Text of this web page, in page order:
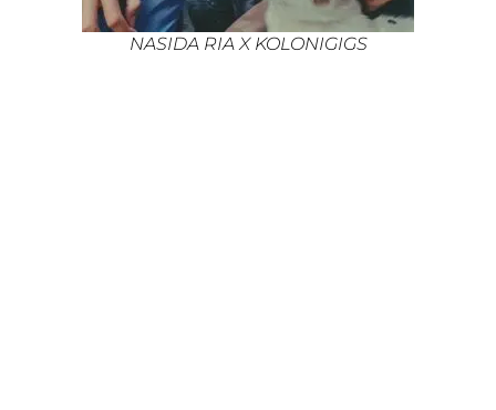
NASIDA RIA X KOLONIGIGS